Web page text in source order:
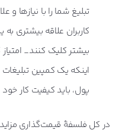
تبلیغ شما را با نیازها
کاربران علاقه بیشتری
بیشتر کلیک کنند_
اینکه یک کمپین
پول، باید کیفیت کار
در کل فلسفۀ قیمت‌گذاری